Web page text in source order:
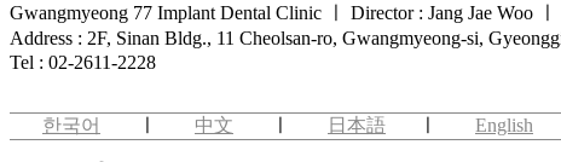
Gwangmyeong 77 Implant Dental Clinic
Director : Jang Jae Woo
Address : 2F, Sinan Bldg., 11 Cheolsan-ro, Gwangmyeong-si,
Tel : 02-2611-2228
한국어 中文 日本語 English